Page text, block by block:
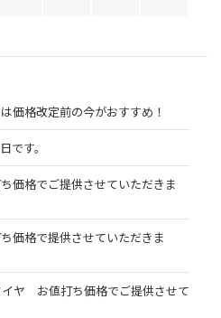
価格改定前の今がおすすめ！
です。
価格でご提供させていただきま
価格で提供させていただきま
ヤ お値打ち価格でご提供させて